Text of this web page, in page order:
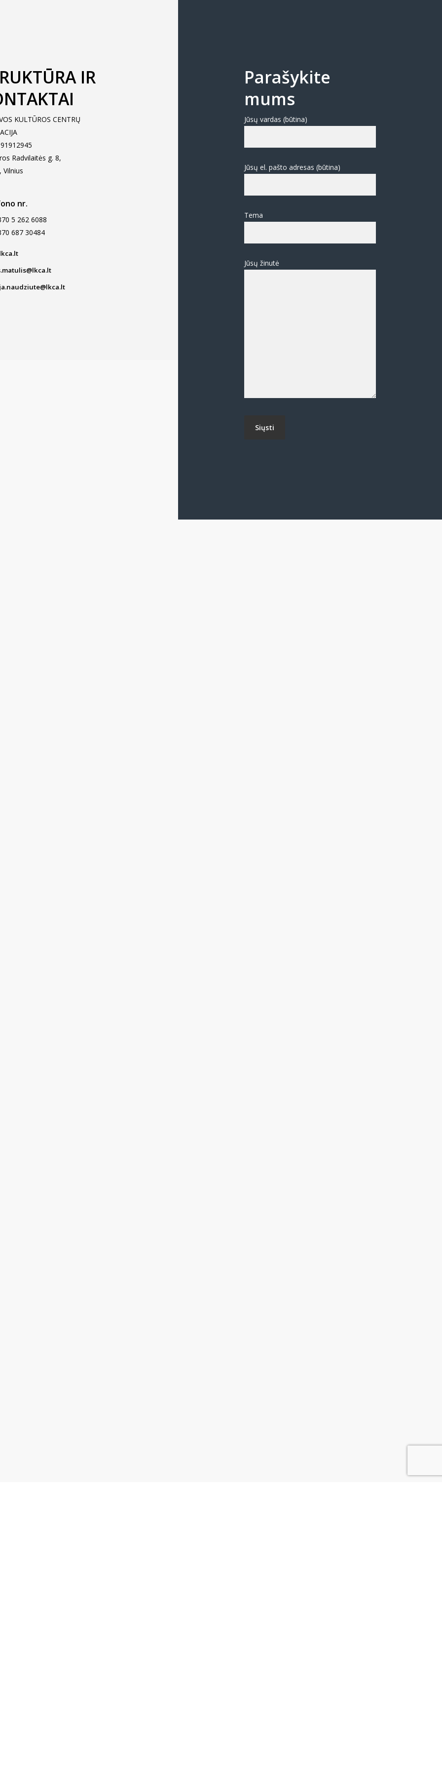
IR
KULTŪROS CENTRŲ
Radvilaitės g. 8,
Vilnius
nr.
5 262 6088
687 30484
Parašykite
mums
Jūsų vardas (būtina)
Jūsų el. pašto adresas (būtina)
Tema
Jūsų žinutė